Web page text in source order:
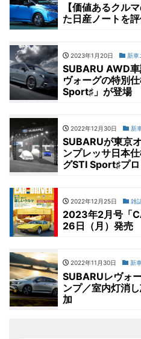
【価値あるクル
た日産ノートを
2023年1月20日 新車
SUBARU AWD
ヴォーグの特別
Sport♯」が登場
2022年12月30日 新
SUBARUが東京
ンプレッサ日本
グSTI Sport♯プ
2022年12月25日 雑
2023年2月号「
26日（月）発売
2022年11月30日 新
SUBARUレヴォ
ンプ／室内灯消
加